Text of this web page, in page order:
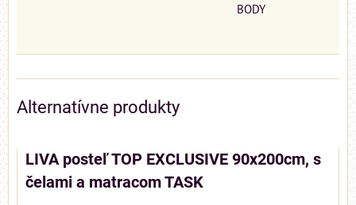
BODY
Alternatívne produkty
LIVA posteľ TOP EXCLUSIVE 90x200cm, s
čelami a matracom TASK